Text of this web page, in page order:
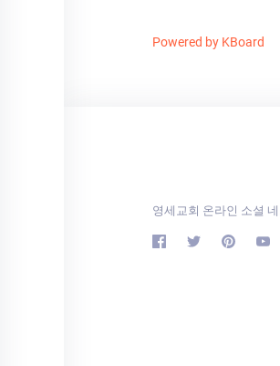
Powered by KBoard
영세교회 온라인 소셜